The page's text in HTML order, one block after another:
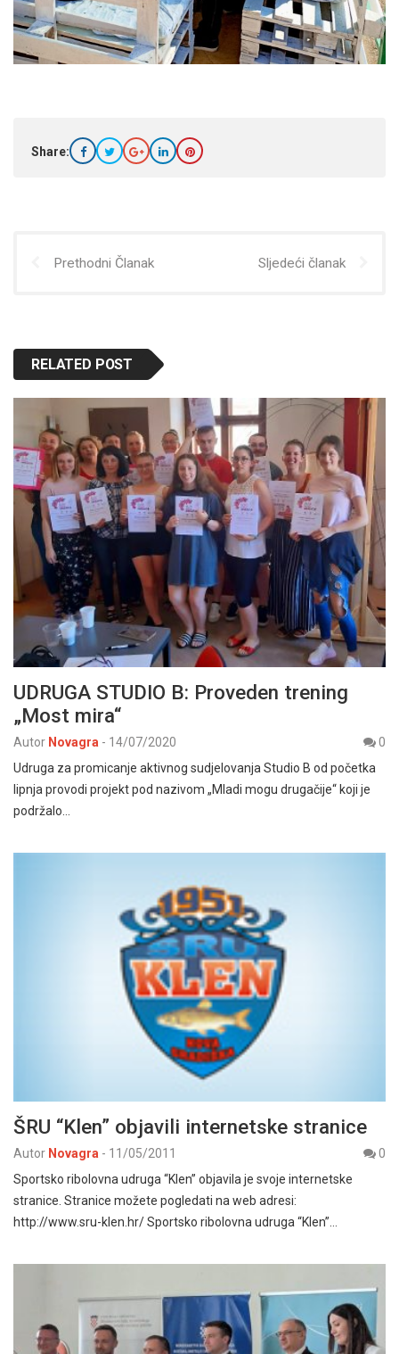
Share:
Prethodni Članak Sljedeći članak
RELATED POST
UDRUGA STUDIO B: Proveden trening
„Most mira“
Autor Novagra - 14/07/2020
0
Udruga za promicanje aktivnog sudjelovanja Studio B od početka
lipnja provodi projekt pod nazivom „Mladi mogu drugačije“ koji je
podržalo…
ŠRU “Klen” objavili internetske stranice
Autor Novagra - 11/05/2011
0
Sportsko ribolovna udruga “Klen” objavila je svoje internetske
stranice. Stranice možete pogledati na web adresi:
http://www.sru-klen.hr/ Sportsko ribolovna udruga “Klen”…